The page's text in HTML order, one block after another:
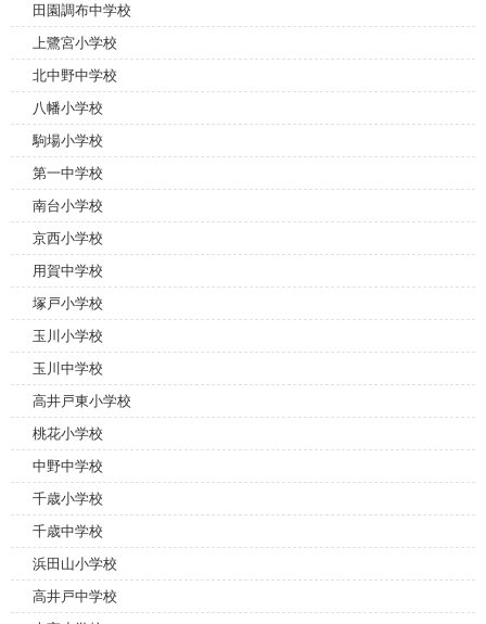
田園調布中学校
上鷺宮小学校
北中野中学校
八幡小学校
駒場小学校
第一中学校
南台小学校
京西小学校
用賀中学校
塚戸小学校
玉川小学校
玉川中学校
高井戸東小学校
桃花小学校
中野中学校
千歳小学校
千歳中学校
浜田山小学校
高井戸中学校